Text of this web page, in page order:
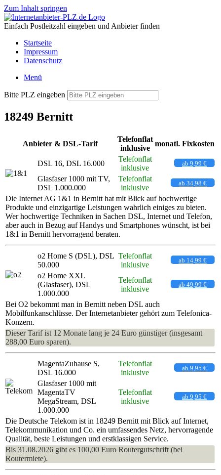
Zum Inhalt springen
Einfach Postleitzahl eingeben und Anbieter finden
Startseite
Impressum
Datenschutz
Menü
Bitte PLZ eingeben
18249 Bernitt
Anbieter & DSL-Tarif
Telefonflat
inklusive
monatl. Fixkosten
DSL 16, DSL 16.000
Telefonflat
inklusive
ab 9,99 €
Glasfaser 1000 mit TV,
DSL 1.000.000
Telefonflat
inklusive
ab 34,98 €
Die Internet AG 1&1 in Bernitt hat mit Blick auf hochwertige
Produkte und einzigartige Leistungen wahrlich einiges zu bieten.
Wer hochwertige Techniken in Sachen DSL, Internet und Telefon,
aber auch in Bezug auf Handys und Smartphones wünscht, ist bei
1&1 in Bernitt hervorragend beraten.
o2 Home S (DSL), DSL
50.000
Telefonflat
inklusive
ab 14,99 €
o2 Home XXL
(Glasfaser), DSL
1.000.000
Telefonflat
inklusive
ab 49,99 €
Bei O2 bekommt man in Bernitt neben DSL auch
Mobilfunkanschlüsse. Der Internetanbieter gehört zum Telefonica-
Konzern.
Dieser Tarif ist 12 Monate lang je 24 Euro günstiger (insgesamt
288,00 Euro sparen).
MagentaZuhause S,
DSL 16.000
Telefonflat
inklusive
ab 9,95 €
Glasfaser 1000 mit
MagentaTV
MegaStream, DSL
1.000.000
Telefonflat
inklusive
ab 9,95 €
Die Deutsche Telekom ist in 18249 Bernitt mit Blick auf Internet,
Telekommunikation und Co. ein umfassendes Netz, hervorragende
Qualität, beste Leistungen und erstklassigen Service.
Bis 31.08.2026 gibt es 100,00 Euro Routergutschrift (bei
Routermiete).